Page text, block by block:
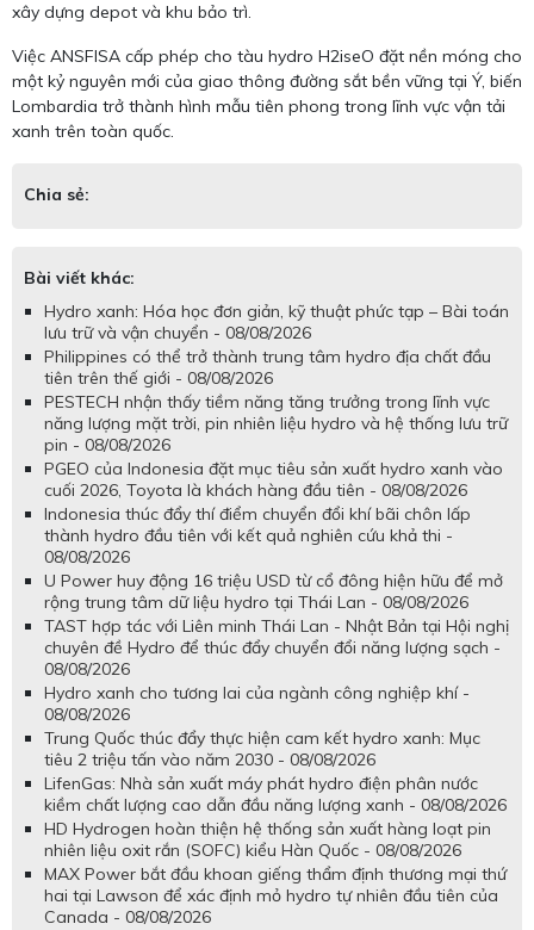
xây dựng depot và khu bảo trì.
Việc ANSFISA cấp phép cho tàu hydro H2iseO đặt nền móng cho
một kỷ nguyên mới của giao thông đường sắt bền vững tại Ý, biến
Lombardia trở thành hình mẫu tiên phong trong lĩnh vực vận tải
xanh trên toàn quốc.
Chia sẻ:
Bài viết khác:
Hydro xanh: Hóa học đơn giản, kỹ thuật phức tạp – Bài toán
lưu trữ và vận chuyển - 08/08/2026
Philippines có thể trở thành trung tâm hydro địa chất đầu
tiên trên thế giới - 08/08/2026
PESTECH nhận thấy tiềm năng tăng trưởng trong lĩnh vực
năng lượng mặt trời, pin nhiên liệu hydro và hệ thống lưu trữ
pin - 08/08/2026
PGEO của Indonesia đặt mục tiêu sản xuất hydro xanh vào
cuối 2026, Toyota là khách hàng đầu tiên - 08/08/2026
Indonesia thúc đẩy thí điểm chuyển đổi khí bãi chôn lấp
thành hydro đầu tiên với kết quả nghiên cứu khả thi -
08/08/2026
U Power huy động 16 triệu USD từ cổ đông hiện hữu để mở
rộng trung tâm dữ liệu hydro tại Thái Lan - 08/08/2026
TAST hợp tác với Liên minh Thái Lan - Nhật Bản tại Hội nghị
chuyên đề Hydro để thúc đẩy chuyển đổi năng lượng sạch -
08/08/2026
Hydro xanh cho tương lai của ngành công nghiệp khí -
08/08/2026
Trung Quốc thúc đẩy thực hiện cam kết hydro xanh: Mục
tiêu 2 triệu tấn vào năm 2030 - 08/08/2026
LifenGas: Nhà sản xuất máy phát hydro điện phân nước
kiềm chất lượng cao dẫn đầu năng lượng xanh - 08/08/2026
HD Hydrogen hoàn thiện hệ thống sản xuất hàng loạt pin
nhiên liệu oxit rắn (SOFC) kiểu Hàn Quốc - 08/08/2026
MAX Power bắt đầu khoan giếng thẩm định thương mại thứ
hai tại Lawson để xác định mỏ hydro tự nhiên đầu tiên của
Canada - 08/08/2026